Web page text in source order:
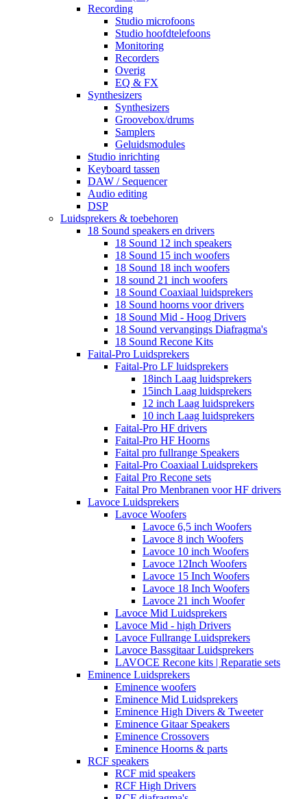
Recording
Studio microfoons
Studio hoofdtelefoons
Monitoring
Recorders
Overig
EQ & FX
Synthesizers
Synthesizers
Groovebox/drums
Samplers
Geluidsmodules
Studio inrichting
Keyboard tassen
DAW / Sequencer
Audio editing
DSP
Luidsprekers & toebehoren
18 Sound speakers en drivers
18 Sound 12 inch speakers
18 Sound 15 inch woofers
18 Sound 18 inch woofers
18 sound 21 inch woofers
18 Sound Coaxiaal luidsprekers
18 Sound hoorns voor drivers
18 Sound Mid - Hoog Drivers
18 Sound vervangings Diafragma's
18 Sound Recone Kits
Faital-Pro Luidsprekers
Faital-Pro LF luidsprekers
18inch Laag luidsprekers
15inch Laag luidsprekers
12 inch Laag luidsprekers
10 inch Laag luidsprekers
Faital-Pro HF drivers
Faital-Pro HF Hoorns
Faital pro fullrange Speakers
Faital-Pro Coaxiaal Luidsprekers
Faital Pro Recone sets
Faital Pro Menbranen voor HF drivers
Lavoce Luidsprekers
Lavoce Woofers
Lavoce 6,5 inch Woofers
Lavoce 8 inch Woofers
Lavoce 10 inch Woofers
Lavoce 12Inch Woofers
Lavoce 15 Inch Woofers
Lavoce 18 Inch Woofers
Lavoce 21 inch Woofer
Lavoce Mid Luidsprekers
Lavoce Mid - high Drivers
Lavoce Fullrange Luidsprekers
Lavoce Bassgitaar Luidsprekers
LAVOCE Recone kits | Reparatie sets
Eminence Luidsprekers
Eminence woofers
Eminence Mid Luidsprekers
Eminence High Divers & Tweeter
Eminence Gitaar Speakers
Eminence Crossovers
Eminence Hoorns & parts
RCF speakers
RCF mid speakers
RCF High Drivers